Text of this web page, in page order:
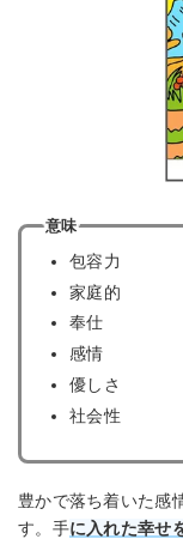
意味
包容力
家庭的
奉仕
感情
優しさ
社会性
豊かで落ち着いた感
す。手に入れた幸せ